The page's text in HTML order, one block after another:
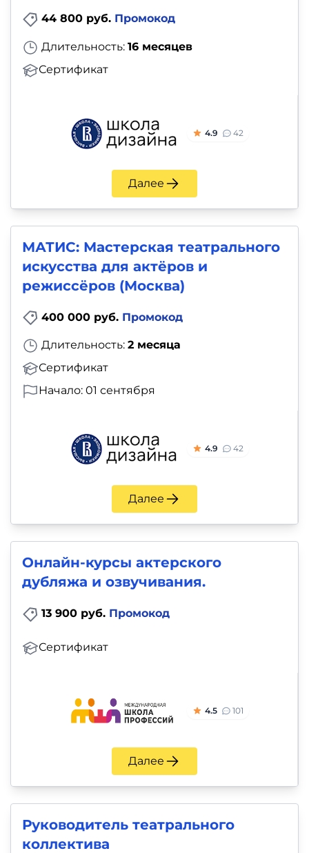
44 800 руб. Промокод
Длительность: 16 месяцев
Сертификат
4.9 42
Далее
МАТИС: Мастерская театрального
искусства для актёров и
режиссёров (Москва)
400 000 руб. Промокод
Длительность: 2 месяца
Сертификат
Начало: 01 сентября
4.9 42
Далее
Онлайн-курсы актерского
дубляжа и озвучивания.
13 900 руб. Промокод
Сертификат
4.5 101
Далее
Руководитель театрального
коллектива